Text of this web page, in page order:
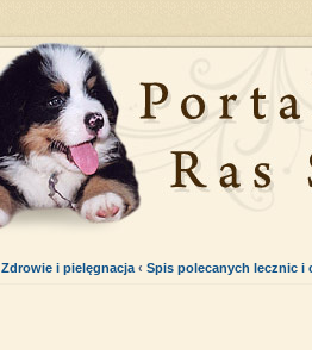
Zdrowie i pielęgnacja ‹ Spis polecanych lecznic i